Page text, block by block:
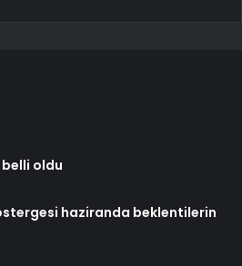
oldu
haziranda beklentilerin